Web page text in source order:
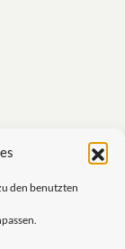
den benutzten